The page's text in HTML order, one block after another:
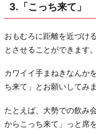
3.「こっち来て」
おもむろに距離を近づけ
とさせることができます。
カワイイ手まねきなんか
ち来て」とお願いしてみ
たとえば、大勢での飲み
からこっち来て」っと席